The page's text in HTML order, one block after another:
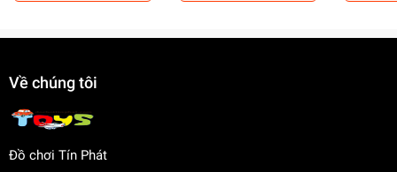
Về chúng tôi
Đồ chơi Tín Phát